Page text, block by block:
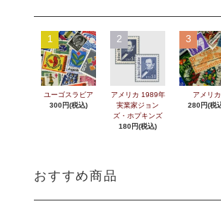
1
ユーゴスラビア
300円(税込)
2
アメリカ 1989年
実業家ジョン
ズ・ホプキンズ
180円(税込)
3
アメリカ
280円(税
おすすめ商品